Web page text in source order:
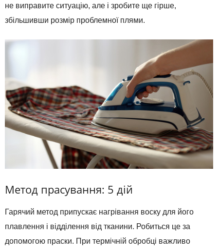
не виправите ситуацію, але і зробите ще гірше,
збільшивши розмір проблемної плями.
Метод прасування: 5 дій
Гарячий метод припускає нагрівання воску для його
плавлення і відділення від тканини. Робиться це за
допомогою праски. При термічній обробці важливо